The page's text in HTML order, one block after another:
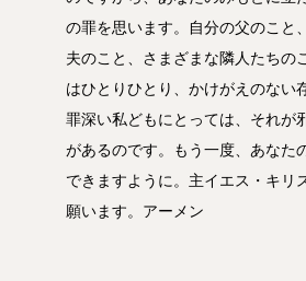
の罪を思います。自分の父のこと
夫のこと、さまざまな隣人たちの
はひとりひとり、かけがえのない
罪深い私どもにとっては、それが
があるのです。もう一度、あなた
できますように。主イエス・キリ
願います。アーメン